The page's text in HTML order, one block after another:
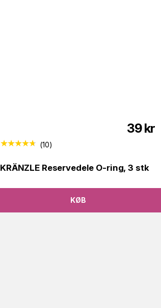
39kr
(10)
KRÄNZLE Reservedele O-ring, 3 stk
KØB